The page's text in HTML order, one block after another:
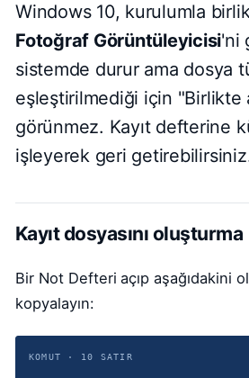
Windows 10, kurulumla
Fotoğraf Görüntüleyicisi'ni
sistemde durur ama dosya
eşleştirilmediği için "Birlikte
görünmez. Kayıt defterine
işleyerek geri
Kayıt dosyasını oluşturma
Bir Not Defteri açıp aşağıdakini
kopyalayın:
KOMUT · 10 SATIR